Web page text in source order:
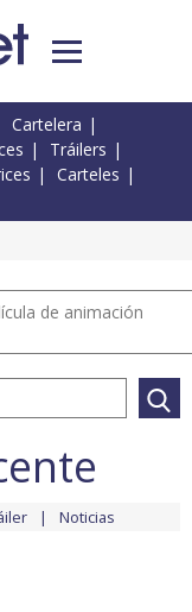
Cartelera
Tráilers
Carteles
de animación
Noticias